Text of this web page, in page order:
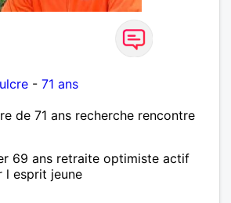
- 71 ans
de 71 ans recherche rencontre
69 ans retraite optimiste actif
l esprit jeune